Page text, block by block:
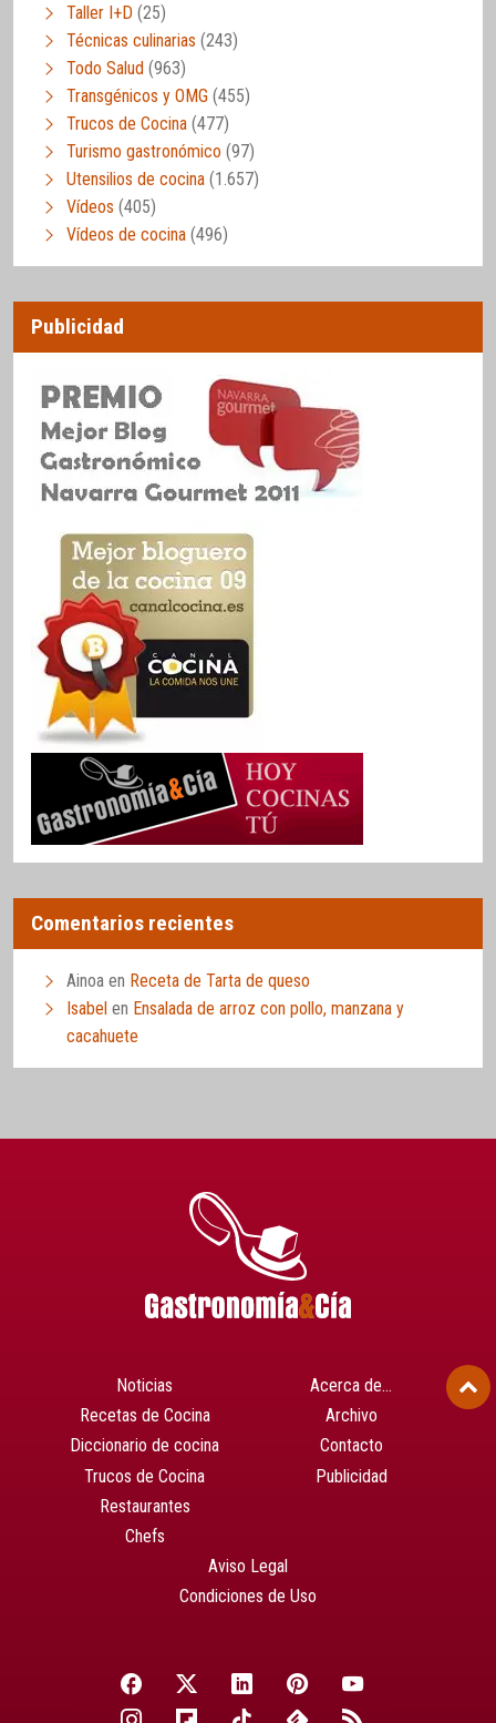
Taller I+D (25)
Técnicas culinarias (243)
Todo Salud (963)
Transgénicos y OMG (455)
Trucos de Cocina (477)
Turismo gastronómico (97)
Utensilios de cocina (1.657)
Vídeos (405)
Vídeos de cocina (496)
Publicidad
Comentarios recientes
Ainoa en Receta de Tarta de queso
Isabel en Ensalada de arroz con pollo, manzana y
cacahuete
Noticias
Recetas de Cocina
Diccionario de cocina
Trucos de Cocina
Restaurantes
Chefs
Acerca de…
Archivo
Contacto
Publicidad
Aviso Legal
Condiciones de Uso